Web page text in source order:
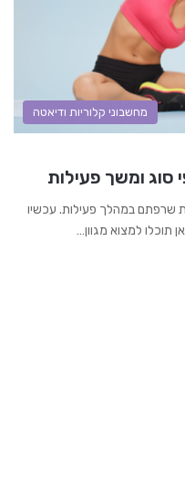
מחשבוני קלוריות ודיאטה
סוג ומשך פעילות
שרפתם במהלך פעילות. עכשיו
למצוא מגוון…